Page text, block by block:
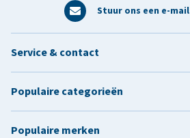
Stuur ons een e-mail
Service & contact
Populaire categorieën
Populaire merken